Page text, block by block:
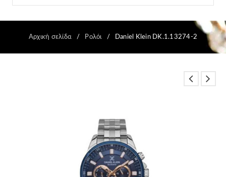
Αρχική σελίδα / Ρολόι / Daniel Klein DK.1.13274-2